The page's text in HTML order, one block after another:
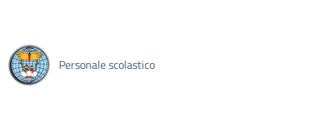
Personale scolastico